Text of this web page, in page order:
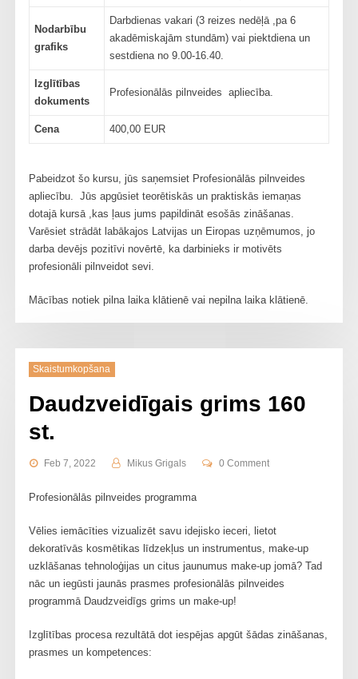
Nodarbību
grafiks
Darbdienas vakari (3 reizes nedēļā ,pa 6
akadēmiskajām stundām) vai piektdiena un
sestdiena no 9.00-16.40.
Izglītības
dokuments
Profesionālās pilnveides apliecība.
Cena 400,00 EUR
Pabeidzot šo kursu, jūs saņemsiet Profesionālās pilnveides
apliecību. Jūs apgūsiet teorētiskās un praktiskās iemaņas
dotajā kursā ,kas ļaus jums papildināt esošās zināšanas.
Varēsiet strādāt labākajos Latvijas un Eiropas uzņēmumos, jo
darba devējs pozitīvi novērtē, ka darbinieks ir motivēts
profesionāli pilnveidot sevi.
Mācības notiek pilna laika klātienē vai nepilna laika klātienē.
Skaistumkopšana
Daudzveidīgais grims 160
st.
Feb 7, 2022 Mikus Grigals 0 Comment
Profesionālās pilnveides programma
Vēlies iemācīties vizualizēt savu idejisko ieceri, lietot
dekoratīvās kosmētikas līdzekļus un instrumentus, make-up
uzklāšanas tehnoloģijas un citus jaunumus make-up jomā? Tad
nāc un iegūsti jaunās prasmes profesionālās pilnveides
programmā Daudzveidīgs grims un make-up!
Izglītības procesa rezultātā dot iespējas apgūt šādas zināšanas,
prasmes un kompetences: